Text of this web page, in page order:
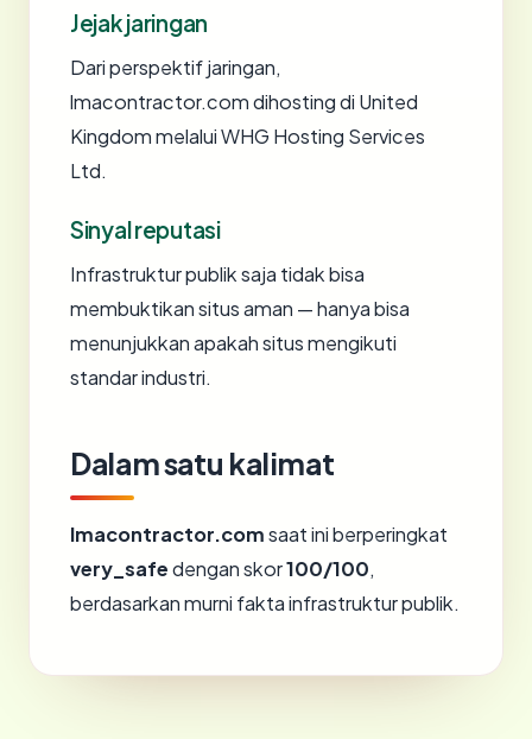
Jejak jaringan
Dari perspektif jaringan,
lmacontractor.com dihosting di United
Kingdom melalui WHG Hosting Services
Ltd.
Sinyal reputasi
Infrastruktur publik saja tidak bisa
membuktikan situs aman — hanya bisa
menunjukkan apakah situs mengikuti
standar industri.
Dalam satu kalimat
lmacontractor.comsaat ini berperingkat
very_safedengan skor100/100,
berdasarkan murni fakta infrastruktur publik.